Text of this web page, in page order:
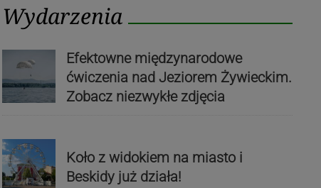
Wydarzenia
Efektowne międzynarodowe
ćwiczenia nad Jeziorem Żywieckim.
Zobacz niezwykłe zdjęcia
Koło z widokiem na miasto i
Beskidy już działa!